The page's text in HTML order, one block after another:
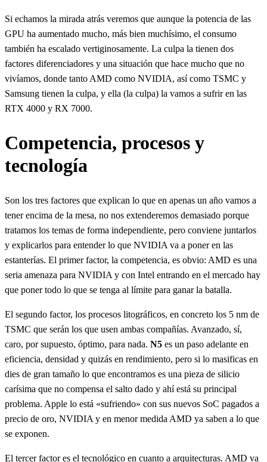
Si echamos la mirada atrás veremos que aunque la potencia de las
GPU ha aumentado mucho, más bien muchísimo, el consumo
también ha escalado vertiginosamente. La culpa la tienen dos
factores diferenciadores y una situación que hace mucho que no
vivíamos, donde tanto AMD como NVIDIA, así como TSMC y
Samsung tienen la culpa, y ella (la culpa) la vamos a sufrir en las
RTX 4000 y RX 7000.
Competencia, procesos y
tecnología
Son los tres factores que explican lo que en apenas un año vamos a
tener encima de la mesa, no nos extenderemos demasiado porque
tratamos los temas de forma independiente, pero conviene juntarlos
y explicarlos para entender lo que NVIDIA va a poner en las
estanterías. El primer factor, la competencia, es obvio: AMD es una
seria amenaza para NVIDIA y con Intel entrando en el mercado hay
que poner todo lo que se tenga al límite para ganar la batalla.
El segundo factor, los procesos litográficos, en concreto los 5 nm de
TSMC que serán los que usen ambas compañías. Avanzado, sí,
caro, por supuesto, óptimo, para nada. N5 es un paso adelante en
eficiencia, densidad y quizás en rendimiento, pero si lo masificas en
dies de gran tamaño lo que encontramos es una pieza de silicio
carísima que no compensa el salto dado y ahí está su principal
problema. Apple lo está «sufriendo» con sus nuevos SoC pagados a
precio de oro, NVIDIA y en menor medida AMD ya saben a lo que
se exponen.
El tercer factor es el tecnológico en cuanto a arquitecturas. AMD va